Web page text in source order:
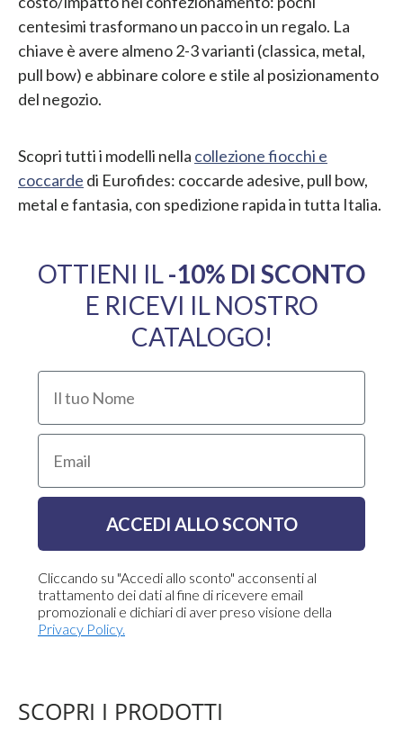
centesimi trasformano un pacco in un regalo. La
chiave è avere almeno 2-3 varianti (classica, metal,
pull bow) e abbinare colore e stile al posizionamento
del negozio.
Scopri tutti i modelli nella collezione fiocchi e
coccarde di Eurofides: coccarde adesive, pull bow,
metal e fantasia, con spedizione rapida in tutta Italia.
OTTIENI IL​-10% DI SCONTO
E RICEVI IL NOSTRO
CATALOGO!
Il tuo Nome
Email
ACCEDI ALLO SCONTO
Cliccando su "Accedi allo sconto" acconsenti al
trattamento dei dati al fine di ricevere email
promozionali e dichiari di aver preso visione della
Privacy Policy.
SCOPRI I PRODOTTI